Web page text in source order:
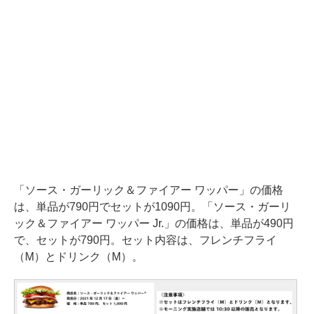
「ソース・ガーリック＆ファイアー ワッパー」の価格
は、単品が790円でセットが1090円。「ソース・ガーリ
ック＆ファイアー ワッパー Jr.」の価格は、単品が490円
で、セットが790円。セット内容は、フレンチフライ
（M）とドリンク（M）。